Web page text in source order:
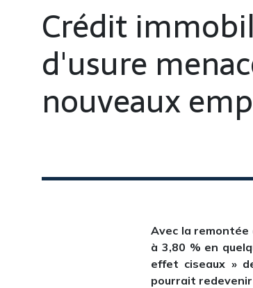
Crédit
d'usure
nouveaux
Avec la remontée
à 3,80 % en
effet ciseaux »
pourrait